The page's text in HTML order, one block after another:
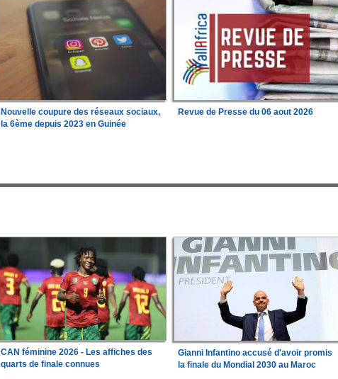
Nouvelle coupure des réseaux sociaux,
la 6ème depuis 2023 en Guinée
Revue de Presse du 06 aout 2026
CAN féminine 2026 - Les affiches des
quarts de finale connues
Gianni Infantino accusé d'avoir promis
la finale du Mondial 2030 au Maroc